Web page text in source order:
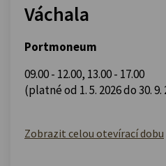
Váchala
Portmoneum
09.00 - 12.00, 13.00 - 17.00
(platné od 1. 5. 2026 do 30. 9.
Zobrazit celou otevírací dobu